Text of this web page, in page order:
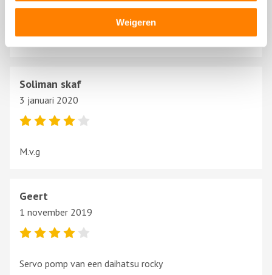
Weigeren
Best
Soliman skaf
3 januari 2020
M.v.g
Geert
1 november 2019
Servo pomp van een daihatsu rocky